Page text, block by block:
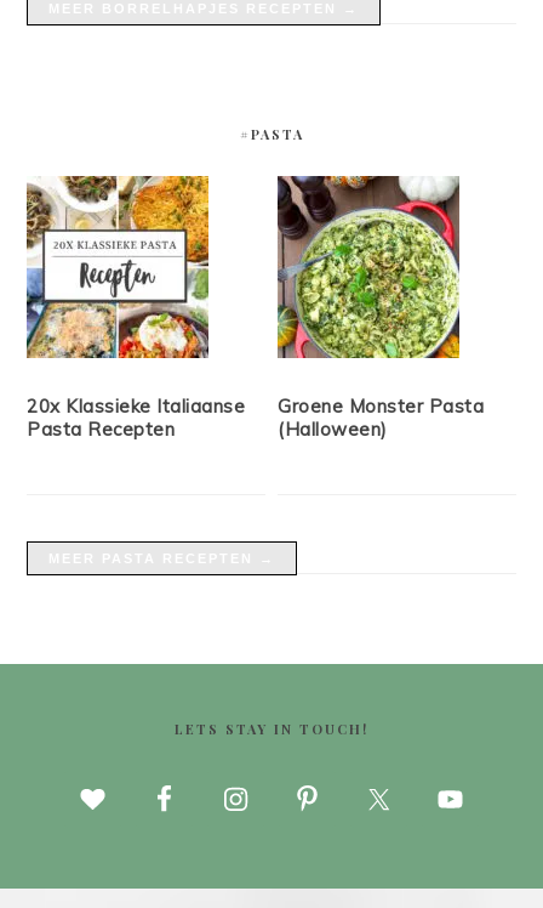
#PASTA
20x Klassieke Italiaanse
Pasta Recepten
Groene Monster Pasta
(Halloween)
LETS STAY IN TOUCH!